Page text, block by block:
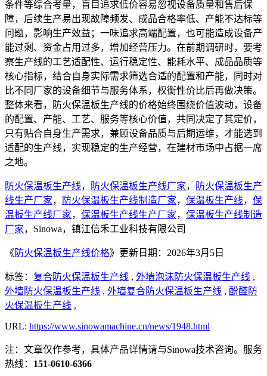
条件等综合考量，盲目追求低价容易忽视设备质量和售后保
障，后续生产易出现故障频发、成品合格率低、产能不达标等
问题，影响生产效益；一味追求高端配置，也可能造成设备产
能过剩、资金占用过多，增加经营压力。在前期调研时，要考
察生产线的工艺适配性、运行稳定性、能耗水平、成品品质等
核心指标，结合自身实际需求筛选合适的配置和产能，同时对
比不同厂家的设备细节与服务体系，权衡性价比后再做决策。
整体来看，防火保温板生产线的价格始终围绕价值波动，设备
的配置、产能、工艺、服务等核心价值，共同决定了其定价，
只有贴合自身生产需求，兼顾设备品质与后期运维，才能选到
适配的生产线，实现稳定的生产经营，在建材市场中占据一席
之地。
防火保温板生产线， 防火保温板生产线厂家，
防火保温板生产
线生产厂家， 防火保温板生产线制造厂家， 保温板生产线， 保
温板生产线厂家， 保温板生产线生产厂家， 保温板生产线制造
厂家，Sinowa，镇江信禾工业科技有限公司
《 防火保温板生产线价格》更新日期：2026年3月5日
标签： 复合防火保温板生产线 , 外墙泡沫防火保温板生产线 ,
外墙防火保温板生产线 , 外墙复合防火保温板生产线 , 酚醛防
火保温板生产线 ,
URL: https://www.sinowamachine.cn/news/1948.html
注：文章仅作参考，具体产品详情请与Sinowa技术咨询。服务
热线： 151-0610-6366